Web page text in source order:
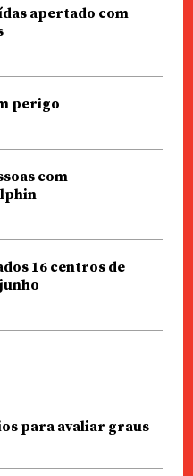
apertado com
perigo
com
16 centros de
para avaliar graus